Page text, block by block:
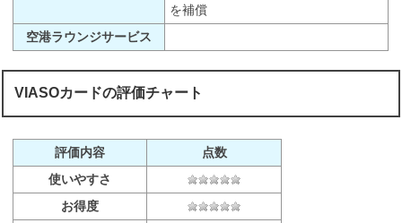
を補償
空港ラウンジサービス
VIASOカードの評価チャート
評価内容
点数
使いやすさ
お得度